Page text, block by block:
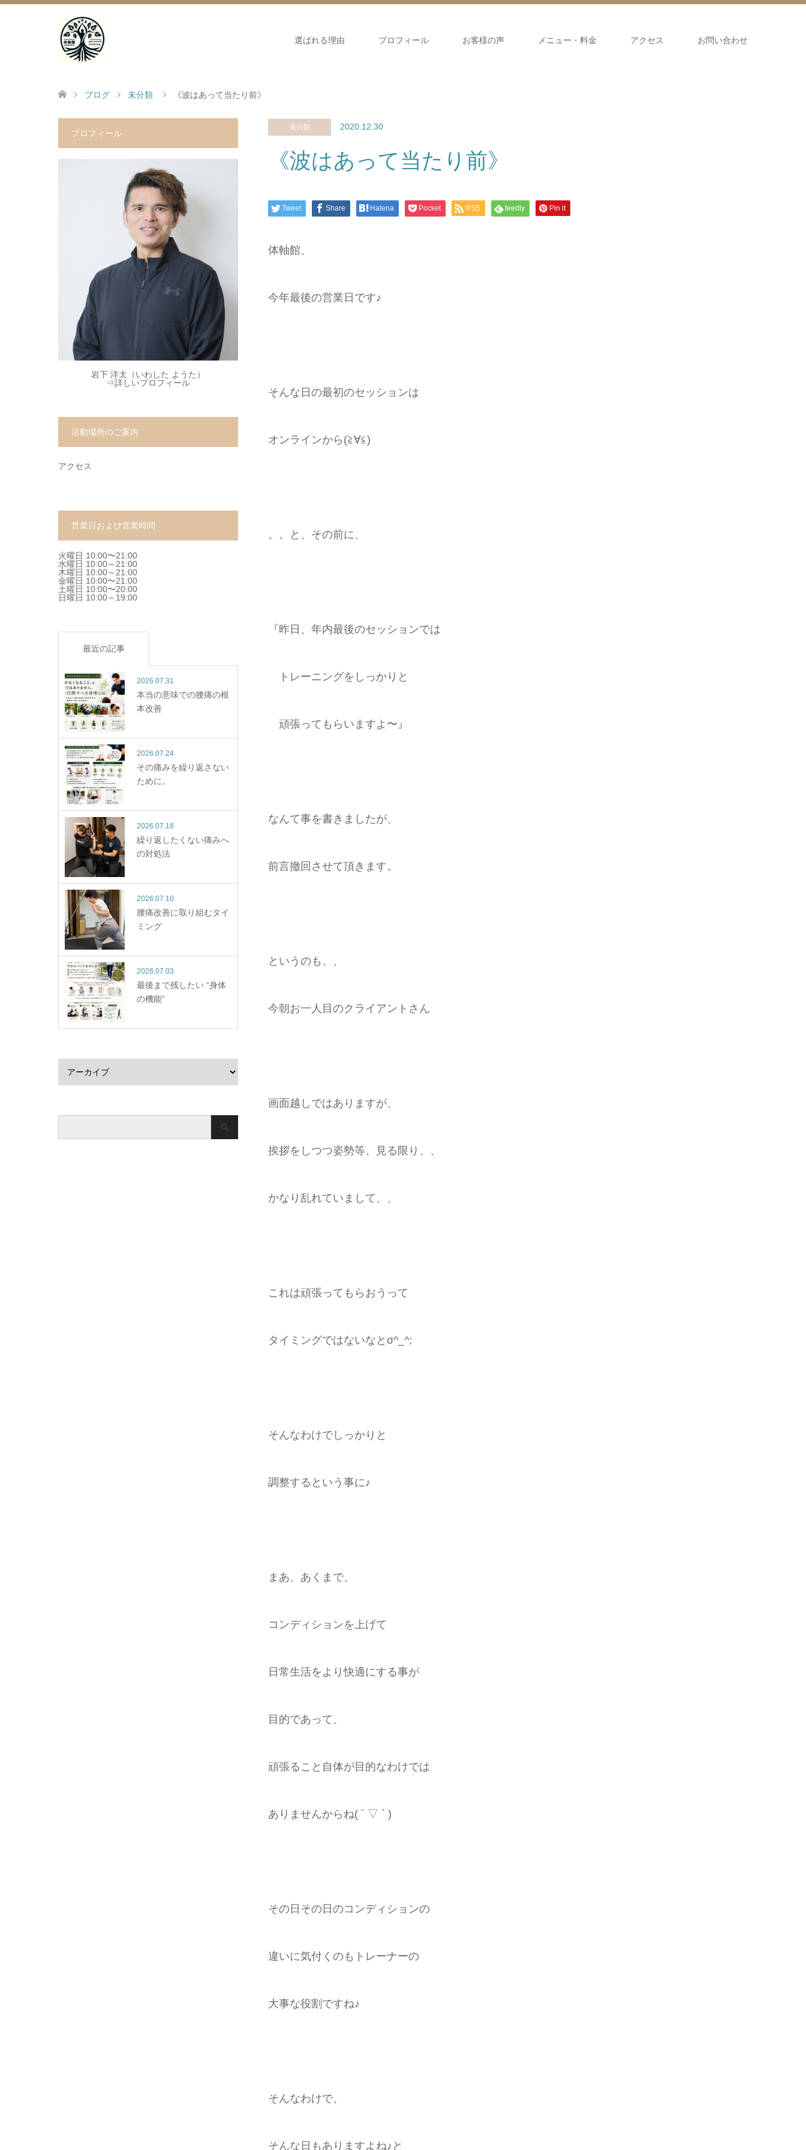
選ばれる理由 プロフィール お客様の声 メニュー・料金 アクセス お問い合わせ
ブログ 未分類 《波はあって当たり前》
未分類 2020.12.30
《波はあって当たり前》
Tweet Share Hatena Pocket RSS feedly Pin it
体軸館、
今年最後の営業日です♪
そんな日の最初のセッションは
オンラインから(≧∀≦)
。。と、その前に、
『昨日、年内最後のセッションでは
トレーニングをしっかりと
頑張ってもらいますよ〜』
なんて事を書きましたが、
前言撤回させて頂きます。
というのも、、
今朝お一人目のクライアントさん
画面越しではありますが、
挨拶をしつつ姿勢等、見る限り、、
かなり乱れていまして、、
これは頑張ってもらおうって
タイミングではないなとσ^_^;
そんなわけでしっかりと
調整するという事に♪
まあ、あくまで、
コンディションを上げて
日常生活をより快適にする事が
目的であって、
頑張ること自体が目的なわけでは
ありませんからね( ´ ▽ ` )
その日その日のコンディションの
違いに気付くのもトレーナーの
大事な役割ですね♪
そんなわけで、
そんな日もありますよね♪と
プロフィール
岩下 洋太（いわした ようた）
⇒詳しいプロフィール
活動場所のご案内
アクセス
営業日および営業時間
火曜日 10:00〜21:00
水曜日 10:00～21:00
木曜日 10:00～21:00
金曜日 10:00〜21:00
土曜日 10:00〜20:00
日曜日 10:00～19:00
最近の記事
2026.07.31
本当の意味での腰痛の根
本改善
2026.07.24
その痛みを繰り返さない
ために。
2026.07.18
繰り返したくない痛みへ
の対処法
2026.07.10
腰痛改善に取り組むタイ
ミング
2026.07.03
最後まで残したい “身体
の機能”